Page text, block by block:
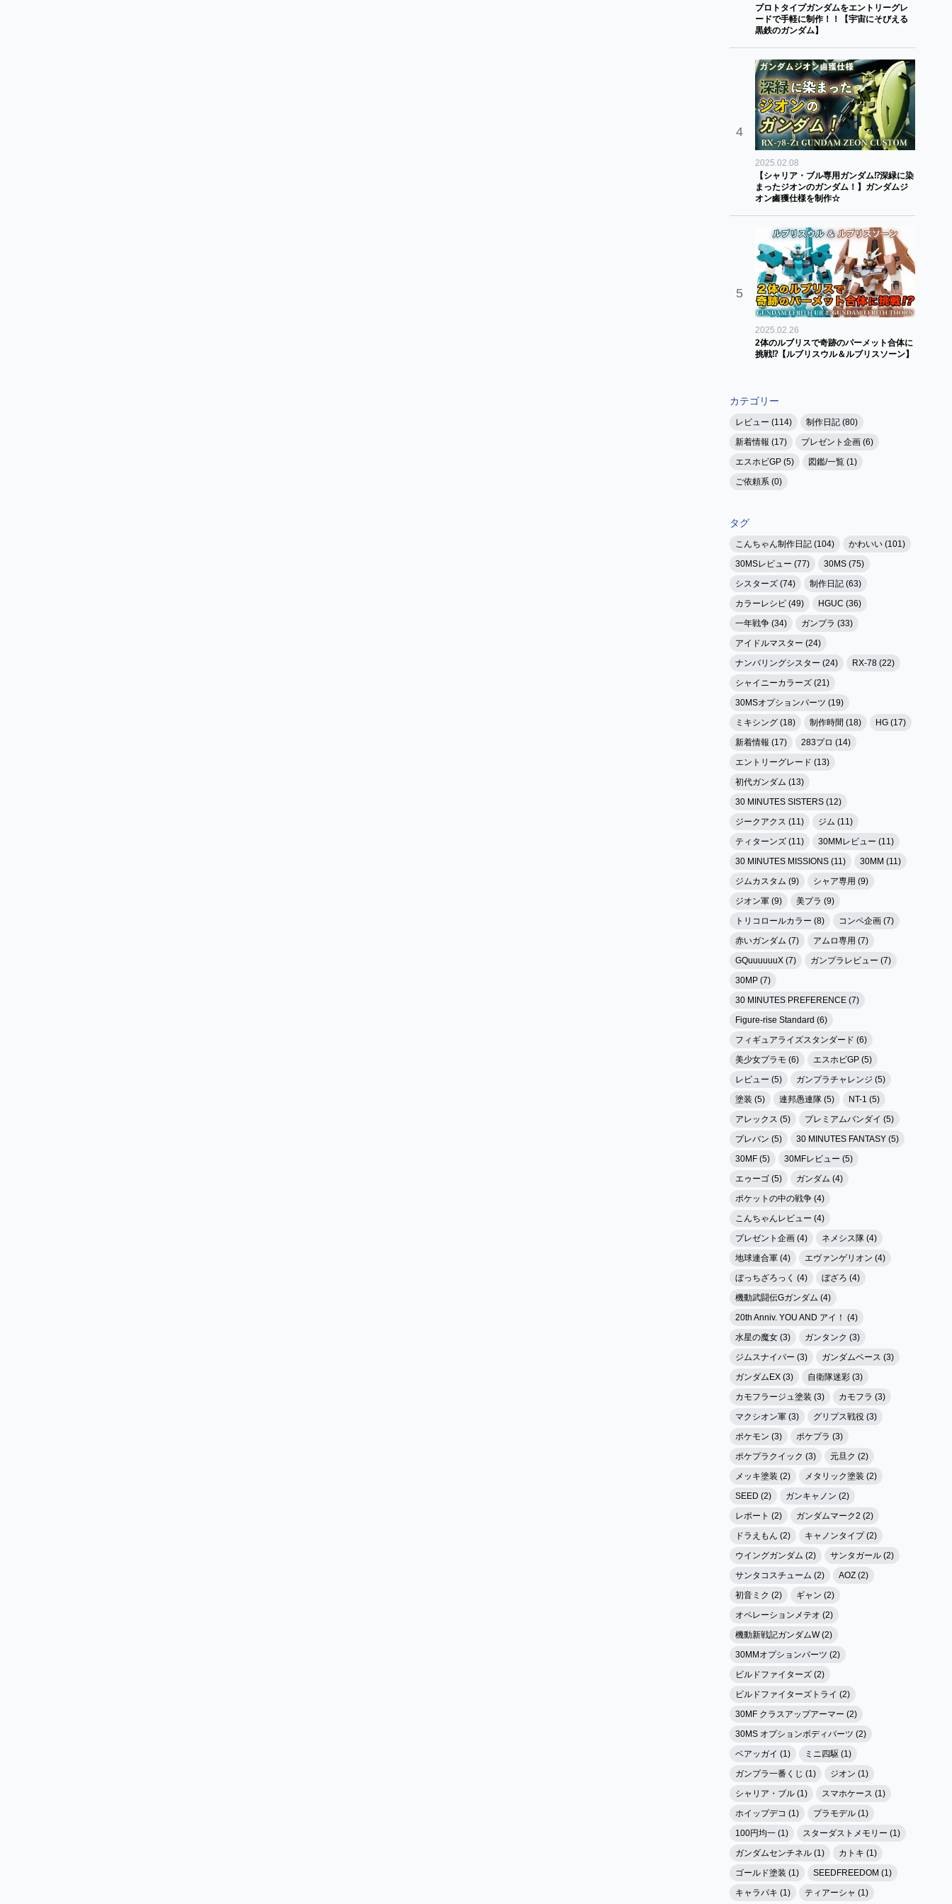
プロトタイプガンダムをエントリーグレ
ードで手軽に制作！！【宇宙にそびえる
黒鉄のガンダム】
4
2025.02.08
【シャリア・ブル専用ガンダム⁉深緑に染
まったジオンのガンダム！】ガンダムジ
オン鹵獲仕様を制作☆
5
2025.02.26
2体のルブリスで奇跡のパーメット合体に
挑戦⁉【ルブリスウル＆ルブリスソーン】
カテゴリー
レビュー (114)
制作日記 (80)
新着情報 (17)
プレゼント企画 (6)
エスホビGP (5)
図鑑/一覧 (1)
ご依頼系 (0)
タグ
こんちゃん制作日記 (104)
かわいい (101)
30MSレビュー (77)
30MS (75)
シスターズ (74)
制作日記 (63)
カラーレシピ (49)
HGUC (36)
一年戦争 (34)
ガンプラ (33)
アイドルマスター (24)
ナンバリングシスター (24)
RX-78 (22)
シャイニーカラーズ (21)
30MSオプションパーツ (19)
ミキシング (18)
制作時間 (18)
HG (17)
新着情報 (17)
283プロ (14)
エントリーグレード (13)
初代ガンダム (13)
30 MINUTES SISTERS (12)
ジークアクス (11)
ジム (11)
ティターンズ (11)
30MMレビュー (11)
30 MINUTES MISSIONS (11)
30MM (11)
ジムカスタム (9)
シャア専用 (9)
ジオン軍 (9)
美プラ (9)
トリコロールカラー (8)
コンペ企画 (7)
赤いガンダム (7)
アムロ専用 (7)
GQuuuuuuX (7)
ガンプラレビュー (7)
30MP (7)
30 MINUTES PREFERENCE (7)
Figure-rise Standard (6)
フィギュアライズスタンダード (6)
美少女プラモ (6)
エスホビGP (5)
レビュー (5)
ガンプラチャレンジ (5)
塗装 (5)
連邦愚連隊 (5)
NT-1 (5)
アレックス (5)
プレミアムバンダイ (5)
プレバン (5)
30 MINUTES FANTASY (5)
30MF (5)
30MFレビュー (5)
エゥーゴ (5)
ガンダム (4)
ポケットの中の戦争 (4)
こんちゃんレビュー (4)
プレゼント企画 (4)
ネメシス隊 (4)
地球連合軍 (4)
エヴァンゲリオン (4)
ぼっちざろっく (4)
ぼざろ (4)
機動武闘伝Gガンダム (4)
20th Anniv. YOU AND アイ！ (4)
水星の魔女 (3)
ガンタンク (3)
ジムスナイパー (3)
ガンダムベース (3)
ガンダムEX (3)
自衛隊迷彩 (3)
カモフラージュ塗装 (3)
カモフラ (3)
マクシオン軍 (3)
グリプス戦役 (3)
ポケモン (3)
ポケプラ (3)
ポケプラクイック (3)
元旦ク (2)
メッキ塗装 (2)
メタリック塗装 (2)
SEED (2)
ガンキャノン (2)
レポート (2)
ガンダムマーク2 (2)
ドラえもん (2)
キャノンタイプ (2)
ウイングガンダム (2)
サンタガール (2)
サンタコスチューム (2)
AOZ (2)
初音ミク (2)
ギャン (2)
オペレーションメテオ (2)
機動新戦記ガンダムW (2)
30MMオプションパーツ (2)
ビルドファイターズ (2)
ビルドファイターズトライ (2)
30MF クラスアップアーマー (2)
30MS オプションボディパーツ (2)
ベアッガイ (1)
ミニ四駆 (1)
ガンプラ一番くじ (1)
ジオン (1)
シャリア・ブル (1)
スマホケース (1)
ホイップデコ (1)
プラモデル (1)
100円均一 (1)
スターダストメモリー (1)
ガンダムセンチネル (1)
カトキ (1)
ゴールド塗装 (1)
SEEDFREEDOM (1)
キャラパキ (1)
ティアーシャ (1)